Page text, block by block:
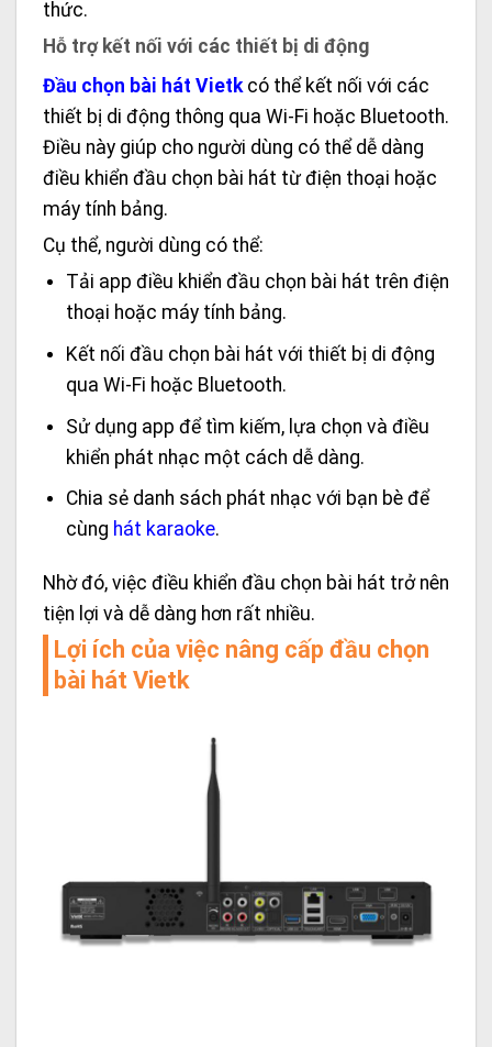
thức.
Hỗ trợ kết nối với các thiết bị di động
Đầu chọn bài hát Vietkcó thể kết nối với các
thiết bị di động thông qua Wi-Fi hoặc Bluetooth.
Điều này giúp cho người dùng có thể dễ dàng
điều khiển đầu chọn bài hát từ điện thoại hoặc
máy tính bảng.
Cụ thể, người dùng có thể:
Tải app điều khiển đầu chọn bài hát trên điện
thoại hoặc máy tính bảng.
Kết nối đầu chọn bài hát với thiết bị di động
qua Wi-Fi hoặc Bluetooth.
Sử dụng app để tìm kiếm, lựa chọn và điều
khiển phát nhạc một cách dễ dàng.
Chia sẻ danh sách phát nhạc với bạn bè để
cùng hát karaoke.
Nhờ đó, việc điều khiển đầu chọn bài hát trở nên
tiện lợi và dễ dàng hơn rất nhiều.
Lợi ích của việc nâng cấp đầu chọn
bài hát Vietk